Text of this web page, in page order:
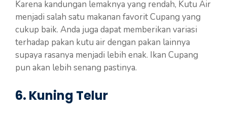
Karena kandungan lemaknya yang rendah, Kutu Air
menjadi salah satu makanan favorit Cupang yang
cukup baik. Anda juga dapat memberikan variasi
terhadap pakan kutu air dengan pakan lainnya
supaya rasanya menjadi lebih enak. Ikan Cupang
pun akan lebih senang pastinya.
6. Kuning Telur